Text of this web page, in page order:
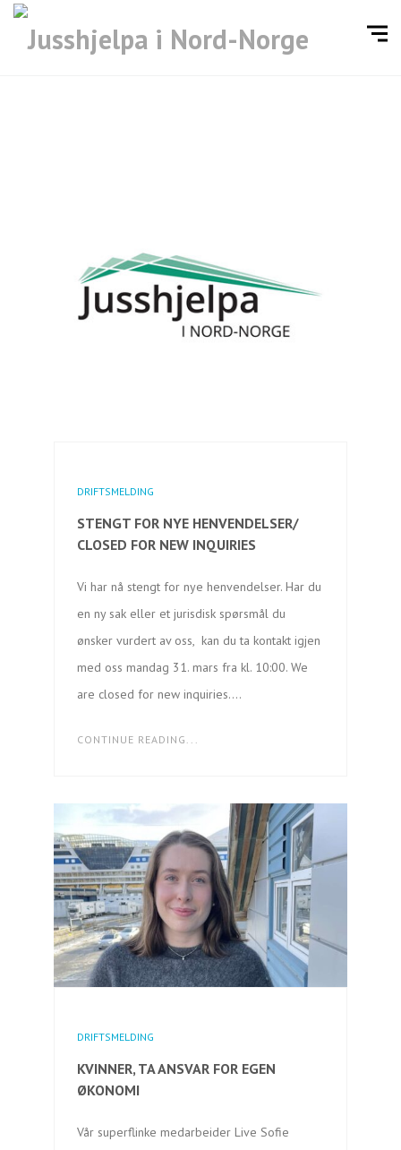
DRIFTSMELDING
STENGT FOR NYE HENVENDELSER/
CLOSED FOR NEW INQUIRIES
Vi har nå stengt for nye henvendelser. Har du
en ny sak eller et jurisdisk spørsmål du
ønsker vurdert av oss, kan du ta kontakt igjen
med oss mandag 31. mars fra kl. 10:00. We
are closed for new inquiries….
CONTINUE READING...
DRIFTSMELDING
KVINNER, TA ANSVAR FOR EGEN
ØKONOMI
Vår superflinke medarbeider Live Sofie